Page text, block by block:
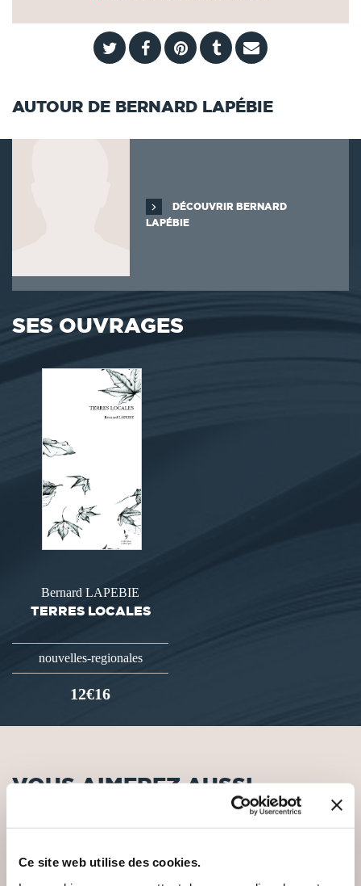
Ce site web utilise des cookies.
AUTOUR DE BERNARD LAPÉBIE
DÉCOUVRIR BERNARD
LAPÉBIE
SES OUVRAGES
Bernard LAPEBIE
TERRES LOCALES
nouvelles-regionales
12€16
VOUS AIMEREZ AUSSI